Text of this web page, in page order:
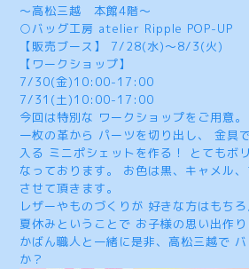
～高松三越 本館4階～
○バッグ工房 atelier Ripple POP-UP
【販売ブース】 7/28(水)～8/3(火)
【ワークショップ】
7/30(金)10:00-17:00
7/31(土)10:00-17:00
今回は特別な ワークショップをご用意。
一枚の革から パーツを切り出し、 金具
入る ミニポシェットを作る！ とてもボ
なっております。 お色は黒、キャメル
させて頂きます。
レザーやものづくりが 好きな方はもちろ
夏休みということで お子様の思い出作り
かばん職人と一緒に是非、高松三越で
か？